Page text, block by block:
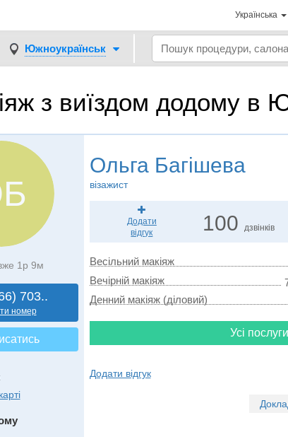
Українська
Южноукраїнськ
з виїздом додому в
1р 9м
703..
номер
Ольга Багішева
візажист
Додати
відгук
100 дзвінків
Весільний макіяж
Вечірній макіяж
Денний макіяж (діловий)
Усі
Додати відгук